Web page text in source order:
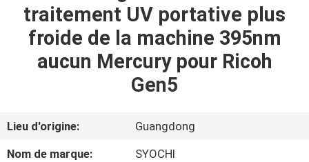
PRODUITS
DE
NOUS
traitement UV portative plus
froide de la machine 395nm
aucun Mercury pour Ricoh
Gen5
Lieu d'origine:
Guangdong
Nom de marque:
SYOCHI